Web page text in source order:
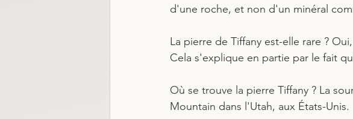
d'une roche, et non d'un minéral
La pierre de Tiffany est-elle rare ?
Cela s'explique en partie par le fait
Où se trouve la pierre Tiffany ? La
Mountain dans l'Utah, aux États-Unis.